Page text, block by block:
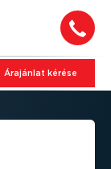
Árajánlat kérése